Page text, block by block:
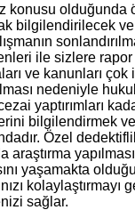
konusu olduğunda
bilgilendirilecek ve
ile sizlere rapor
ve kanunları
nedeniyle
yaptırımları
bilgilendirmek ve
Özel
araştırma
yaşamakta
kolaylaştırmayı
sağlar.